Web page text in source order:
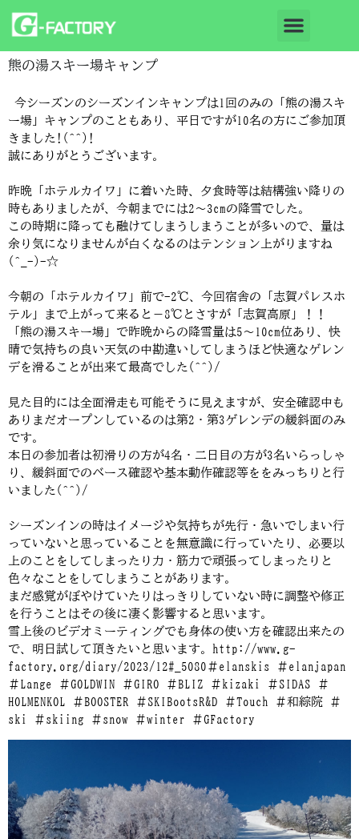
熊の湯スキー場キャンプ
今シーズンのシーズンインキャンプは1回のみの「熊の湯スキ
ー場」キャンプのこともあり、平日ですが10名の方にご参加頂
きました!(^^)!
誠にありがとうございます。
昨晩「ホテルカイワ」に着いた時、夕食時等は結構強い降りの
時もありましたが、今朝までには2～3cmの降雪でした。
この時期に降っても融けてしまうしまうことが多いので、量は
余り気になりませんが白くなるのはテンション上がりますね
(^_-)-☆
今朝の「ホテルカイワ」前で-2℃、今回宿舎の「志賀パレスホ
テル」まで上がって来ると－8℃とさすが「志賀高原」！！
「熊の湯スキー場」で昨晩からの降雪量は5～10cm位あり、快
晴で気持ちの良い天気の中勘違いしてしまうほど快適なゲレン
デを滑ることが出来て最高でした(^^)/
見た目的には全面滑走も可能そうに見えますが、安全確認中も
ありまだオープンしているのは第2・第3ゲレンデの緩斜面のみ
です。
本日の参加者は初滑りの方が4名・二日目の方が3名いらっしゃ
り、緩斜面でのベース確認や基本動作確認等ををみっちりと行
いました(^^)/
シーズンインの時はイメージや気持ちが先行・急いでしまい行
っていないと思っていることを無意識に行っていたり、必要以
上のことをしてしまったり力・筋力で頑張ってしまったりと
色々なことをしてしまうことがあります。
まだ感覚がぼやけていたりはっきりしていない時に調整や修正
を行うことはその後に凄く影響すると思います。
雪上後のビデオミーティングでも身体の使い方を確認出来たの
で、明日試して頂きたいと思います。http://www.g-
factory.org/diary/2023/12#_5080＃elanskis ＃elanjapan
＃Lange ＃GOLDWIN ＃GIRO ＃BLIZ ＃kizaki ＃SIDAS ＃
HOLMENKOL ＃BOOSTER ＃SKIBootsR&D ＃Touch ＃和綜院 ＃
ski ＃skiing ＃snow ＃winter ＃GFactory